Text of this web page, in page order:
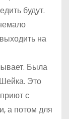
будут.
на
Была
Это
с
а потом для